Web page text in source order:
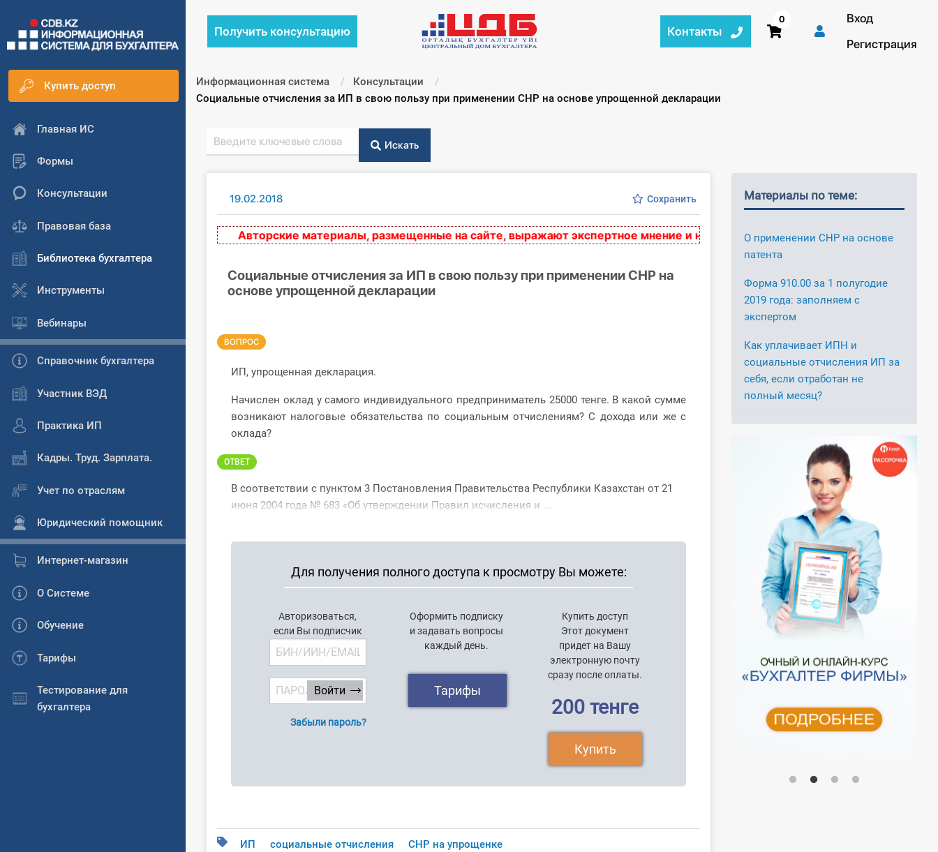
Купить доступ
Главная ИС
Формы
Консультации
Правовая база
Библиотека бухгалтера
Инструменты
Вебинары
Справочник бухгалтера
Участник ВЭД
Практика ИП
Кадры. Труд. Зарплата.
Учет по отраслям
Юридический помощник
Интернет-магазин
О Системе
Обучение
Тарифы
Тестирование для
бухгалтера
Получить консультацию Контакты
0
Вход
Регистрация
Информационная система
Консультации
Текущий:
Социальные отчисления за ИП в свою пользу при применении СНР на основе упрощенной декларации
Искать
19.02.2018 Сохранить
Авторские материалы, размещенные на сайте, выражают экспертное мнение и носят рекомендательный характер.
Социальные отчисления за ИП в свою пользу при применении СНР на
основе упрощенной декларации
ВОПРОС
ИП, упрощенная декларация.
Начислен оклад у самого индивидуального предприниматель 25000 тенге. В какой сумме
возникают налоговые обязательства по социальным отчислениям? С дохода или же с
оклада?
ОТВЕТ
В соответствии с пунктом 3 Постановления Правительства Республики Казахстан от 21
июня 2004 года № 683 «Об утверждении Правил исчисления и ...
Для получения полного доступа к просмотру Вы можете:
Авторизоваться,
если Вы подписчик
Забыли пароль?
Оформить подписку
и задавать вопросы
каждый день.
Тарифы
Купить доступ
Этот документ
придет на Вашу
электронную почту
сразу после оплаты.
200 тенге
Купить
ИП социальные отчисления СНР на упрощенке
Материалы по теме:
О применении СНР на основе
патента
Форма 910.00 за 1 полугодие
2019 года: заполняем с
экспертом
Как уплачивает ИПН и
социальные отчисления ИП за
себя, если отработан не
полный месяц?